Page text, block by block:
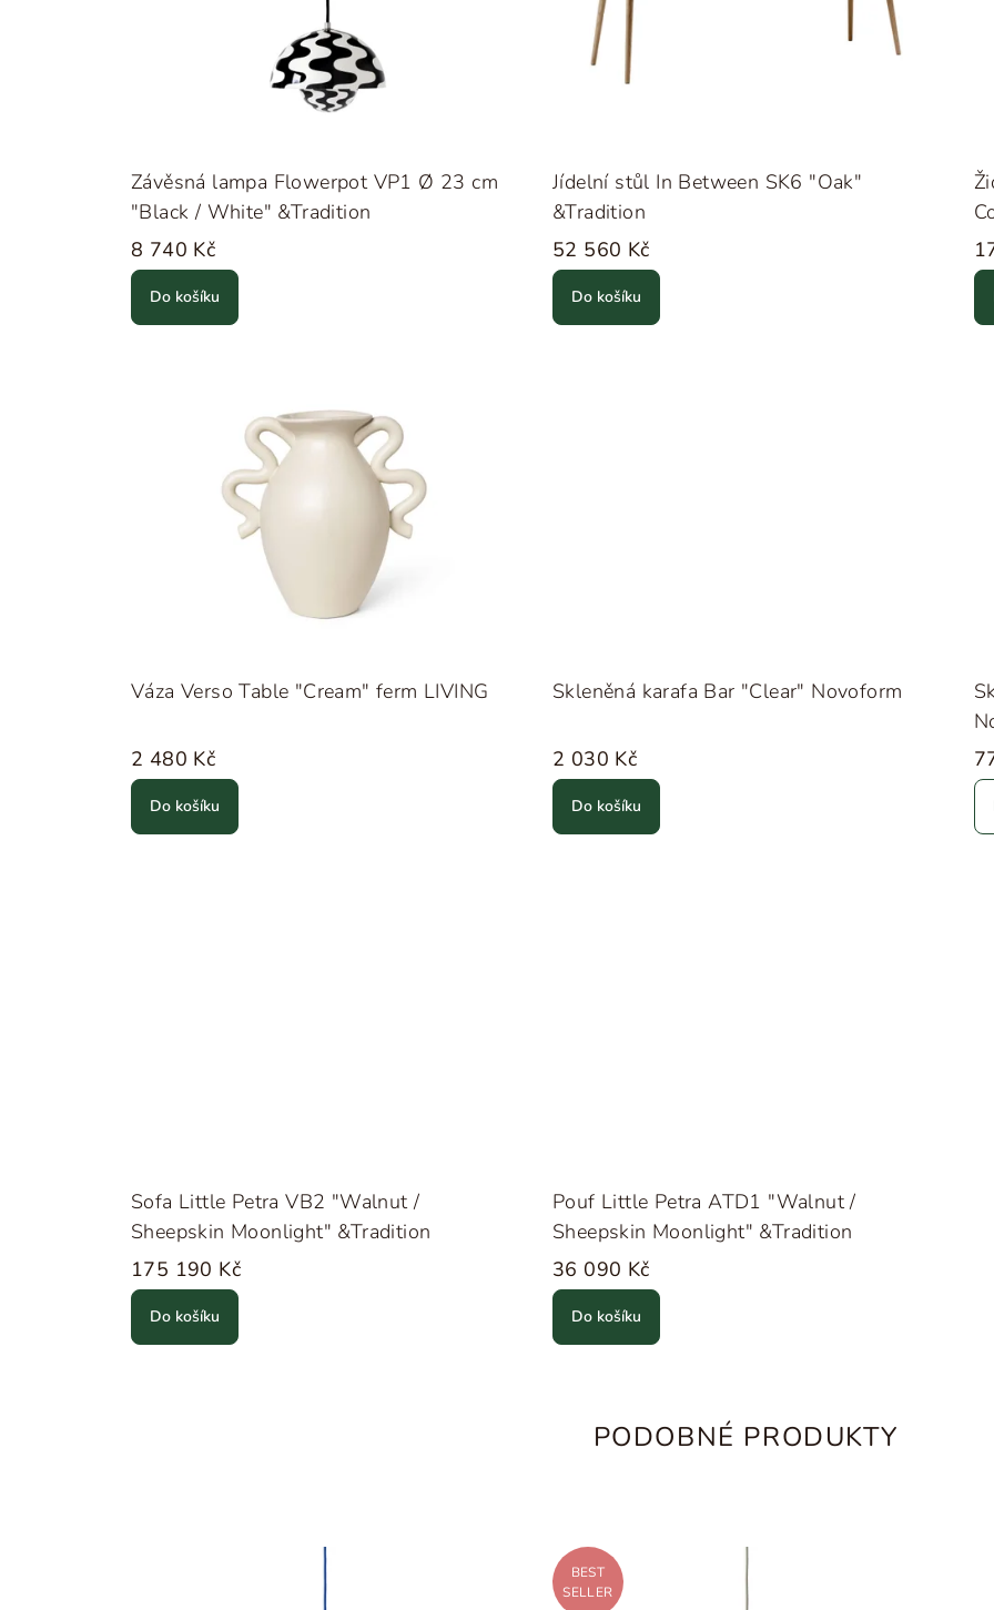
Závěsná lampa Flowerpot VP1 Ø 23 cm
"Black / White" &Tradition
8 740 Kč
Do košíku
Jídelní stůl In Between SK6 "Oak"
&Tradition
52 560 Kč
Do košíku
Váza Verso Table "Cream" ferm LIVING
2 480 Kč
Do košíku
Skleněná karafa Bar "Clear" Novoform
2 030 Kč
Do košíku
Sofa Little Petra VB2 "Walnut /
Sheepskin Moonlight" &Tradition
175 190 Kč
Do košíku
Pouf Little Petra ATD1 "Walnut /
Sheepskin Moonlight" &Tradition
36 090 Kč
Do košíku
PODOBNÉ PRODUKTY
BEST
SELLER